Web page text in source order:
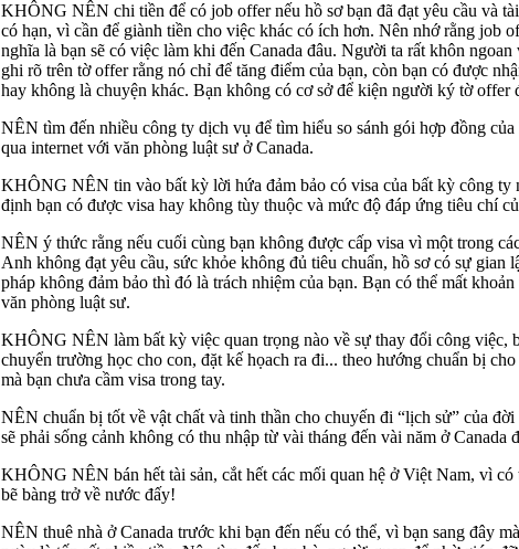
KHÔNG NÊN chi tiền để có job offer nếu hồ sơ bạn đã đạt yêu cầu và
có hạn, vì cần để giành tiền cho việc khác có ích hơn. Nên nhớ rằng job
nghĩa là bạn sẽ có việc làm khi đến Canada đâu. Người ta rất khôn ngoan
ghi rõ trên tờ offer rằng nó chỉ để tăng điểm của bạn, còn bạn có được
hay không là chuyện khác. Bạn không có cơ sở để kiện người ký tờ offer
NÊN tìm đến nhiều công ty dịch vụ để tìm hiểu so sánh gói hợp đồng của
qua internet với văn phòng luật sư ở Canada.
KHÔNG NÊN tin vào bất kỳ lời hứa đảm bảo có visa của bất kỳ công ty
định bạn có được visa hay không tùy thuộc và mức độ đáp ứng tiêu chí
NÊN ý thức rằng nếu cuối cùng bạn không được cấp visa vì một trong
Anh không đạt yêu cầu, sức khỏe không đủ tiêu chuẩn, hồ sơ có sự gian
pháp không đảm bảo thì đó là trách nhiệm của bạn. Bạn có thể mất
văn phòng luật sư.
KHÔNG NÊN làm bất kỳ việc quan trọng nào về sự thay đổi công việc,
chuyển trường học cho con, đặt kế họach ra đi... theo hướng chuẩn bị
mà bạn chưa cầm visa trong tay.
NÊN chuẩn bị tốt về vật chất và tinh thần cho chuyến đi “lịch sử” của đời
sẽ phải sống cảnh không có thu nhập từ vài tháng đến vài năm ở Canada
KHÔNG NÊN bán hết tài sản, cắt hết các mối quan hệ ở Việt Nam, vì có
bẽ bàng trở về nước đấy!
NÊN thuê nhà ở Canada trước khi bạn đến nếu có thể, vì bạn sang đây